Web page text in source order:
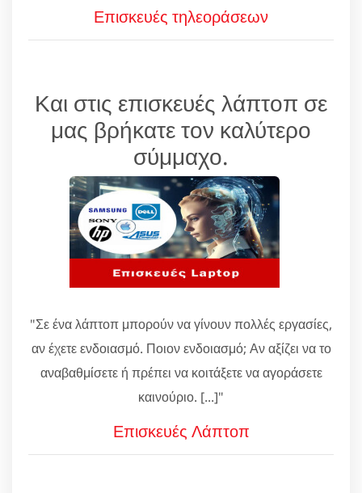
Επισκευές τηλεοράσεων
Και στις επισκευές λάπτοπ σε
μας βρήκατε τον καλύτερο
σύμμαχο.
"Σε ένα λάπτοπ μπορούν να γίνουν πολλές εργασίες,
αν έχετε ενδοιασμό. Ποιον ενδοιασμό; Αν αξίζει να το
αναβαθμίσετε ή πρέπει να κοιτάξετε να αγοράσετε
καινούριο. [...]"
Επισκευές Λάπτοπ